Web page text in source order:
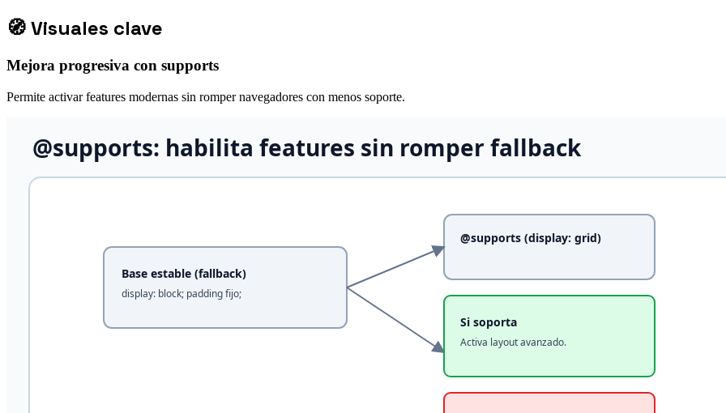
🧭Visuales clave
Mejora progresiva con supports
Permite activar features modernas sin romper navegadores con menos soporte.